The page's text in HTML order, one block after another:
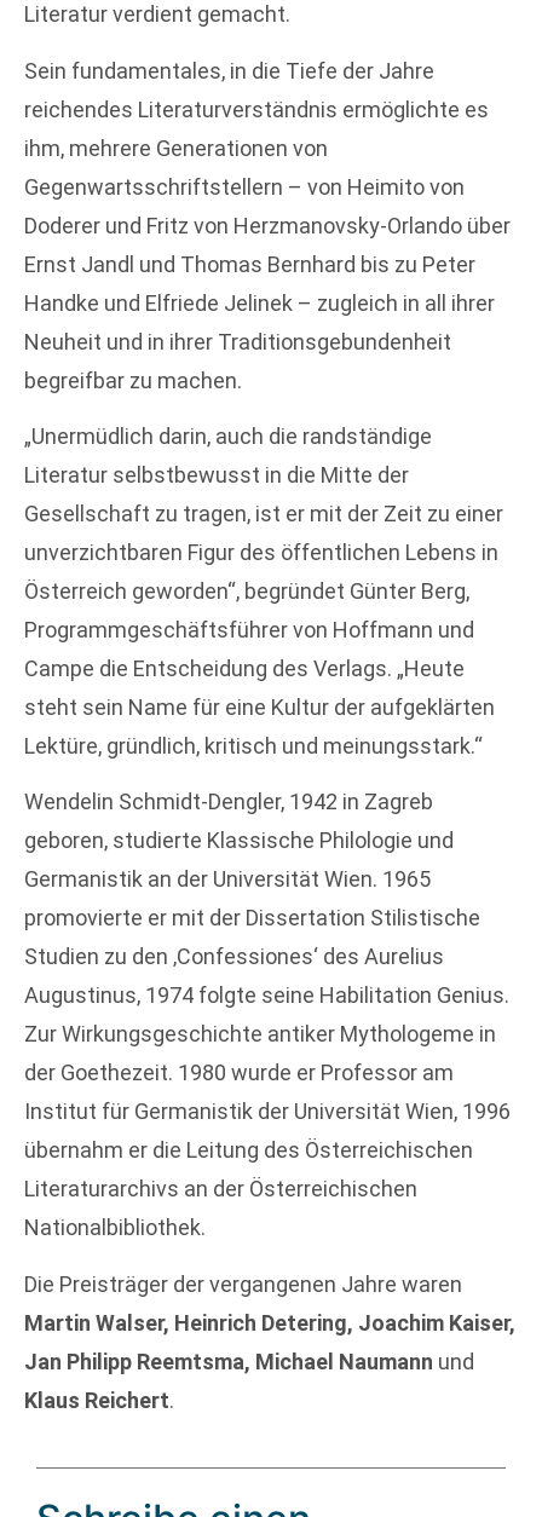
Literatur verdient gemacht.
Sein fundamentales, in die Tiefe der Jahre
reichendes Literaturverständnis ermöglichte es
ihm, mehrere Generationen von
Gegenwartsschriftstellern – von Heimito von
Doderer und Fritz von Herzmanovsky-Orlando über
Ernst Jandl und Thomas Bernhard bis zu Peter
Handke und Elfriede Jelinek – zugleich in all ihrer
Neuheit und in ihrer Traditionsgebundenheit
begreifbar zu machen.
„Unermüdlich darin, auch die randständige
Literatur selbstbewusst in die Mitte der
Gesellschaft zu tragen, ist er mit der Zeit zu einer
unverzichtbaren Figur des öffentlichen Lebens in
Österreich geworden“, begründet Günter Berg,
Programmgeschäftsführer von Hoffmann und
Campe die Entscheidung des Verlags. „Heute
steht sein Name für eine Kultur der aufgeklärten
Lektüre, gründlich, kritisch und meinungsstark.“
Wendelin Schmidt-Dengler, 1942 in Zagreb
geboren, studierte Klassische Philologie und
Germanistik an der Universität Wien. 1965
promovierte er mit der Dissertation Stilistische
Studien zu den ‚Confessiones‘ des Aurelius
Augustinus, 1974 folgte seine Habilitation Genius.
Zur Wirkungsgeschichte antiker Mythologeme in
der Goethezeit. 1980 wurde er Professor am
Institut für Germanistik der Universität Wien, 1996
übernahm er die Leitung des Österreichischen
Literaturarchivs an der Österreichischen
Nationalbibliothek.
Die Preisträger der vergangenen Jahre waren
Martin Walser, Heinrich Detering, Joachim Kaiser,
Jan Philipp Reemtsma, Michael Naumann und
Klaus Reichert.